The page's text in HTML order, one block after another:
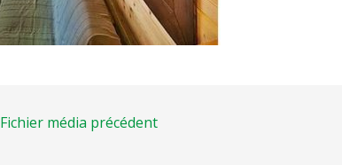
Fichier média précédent